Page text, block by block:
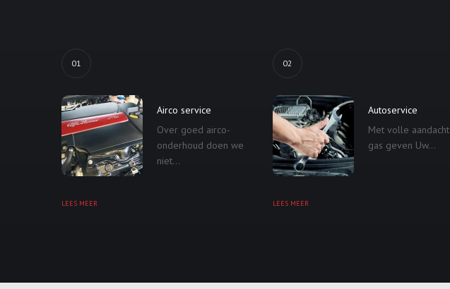
01
Airco service
Over goed airco-
onderhoud doen we
niet...
LEES MEER
02
Autoservice
Met volle aandacht
gas geven Uw...
LEES MEER